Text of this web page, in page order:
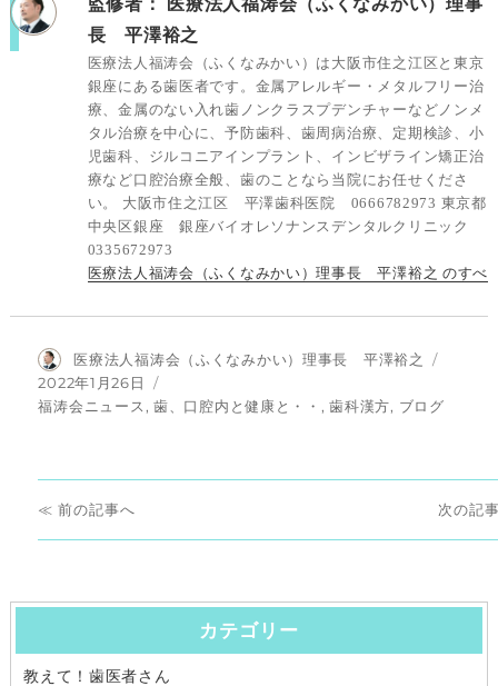
監修者：
医療法人福涛会（ふくなみかい）理事
長 平澤裕之
医療法人福涛会（ふくなみかい）は大阪市住之江区と東京
銀座にある歯医者です。金属アレルギー・メタルフリー治
療、金属のない入れ歯ノンクラスプデンチャーなどノンメ
タル治療を中心に、予防歯科、歯周病治療、定期検診、小
児歯科、ジルコニアインプラント、インビザライン矯正治
療など口腔治療全般、歯のことなら当院にお任せくださ
い。 大阪市住之江区 平澤歯科医院 0666782973 東京都
中央区銀座 銀座バイオレソナンスデンタルクリニック
0335672973
医療法人福涛会（ふくなみかい）理事長 平澤裕之 のすべ
投
稿
者
医療法人福涛会（ふくなみかい）理事長 平澤裕之
投
稿
2022年1月26日
カ
福涛会ニュース , 歯、口腔内と健康と・・ ,歯科漢方, ブログ
投
稿
ナ
前
前
投
次
次
投
稿:
カテゴリー
教えて！歯医者さん